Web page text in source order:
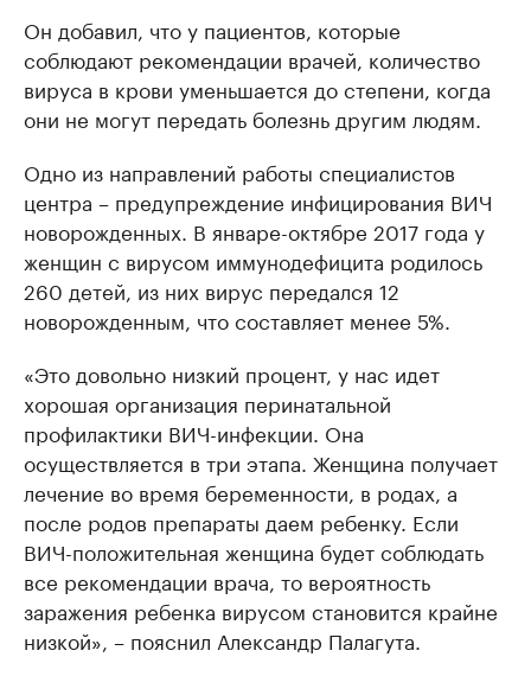
Он добавил, что у пациентов, которые
соблюдают рекомендации врачей, количество
вируса в крови уменьшается до степени, когда
они не могут передать болезнь другим людям.
Одно из направлений работы специалистов
центра – предупреждение инфицирования ВИЧ
новорожденных. В январе-октябре 2017 года у
женщин с вирусом иммунодефицита родилось
260 детей, из них вирус передался 12
новорожденным, что составляет менее 5%.
«Это довольно низкий процент, у нас идет
хорошая организация перинатальной
профилактики ВИЧ-инфекции. Она
осуществляется в три этапа. Женщина получает
лечение во время беременности, в родах, а
после родов препараты даем ребенку. Если
ВИЧ-положительная женщина будет соблюдать
все рекомендации врача, то вероятность
заражения ребенка вирусом становится крайне
низкой», – пояснил Александр Палагута.